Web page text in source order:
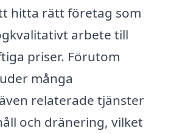
hitta rätt företag som
arbete till
priser. Förutom
många
relaterade tjänster
och dränering, vilket